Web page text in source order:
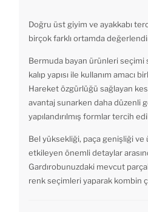
Doğru üst giyim ve ayakkabı
birçok farklı ortamda
Bermuda bayan ürünleri seçimi
kalıp yapısı ile kullanım amacı
Hareket özgürlüğü sağlayan
avantaj sunarken daha düzenli
yapılandırılmış formlar tercih
Bel yüksekliği, paça genişliği
etkileyen önemli detaylar
Gardırobunuzdaki mevcut
renk seçimleri yaparak kombin